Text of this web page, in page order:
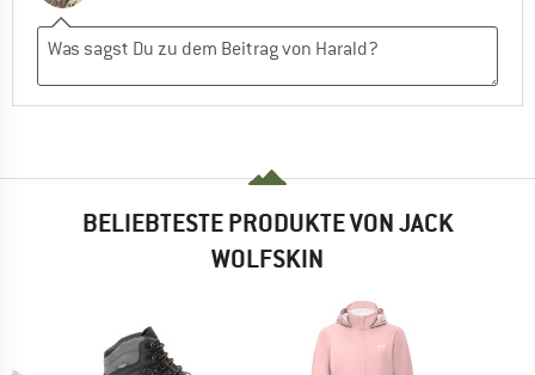
BELIEBTESTE PRODUKTE VON JACK
WOLFSKIN